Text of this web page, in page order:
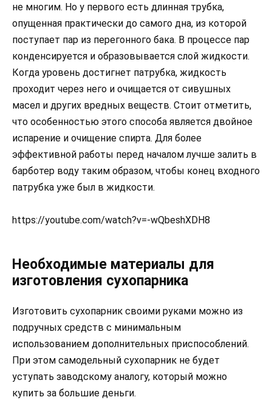
не многим. Но у первого есть длинная трубка,
опущенная практически до самого дна, из которой
поступает пар из перегонного бака. В процессе пар
конденсируется и образовывается слой жидкости.
Когда уровень достигнет патрубка, жидкость
проходит через него и очищается от сивушных
масел и других вредных веществ. Стоит отметить,
что особенностью этого способа является двойное
испарение и очищение спирта. Для более
эффективной работы перед началом лучше залить в
барботер воду таким образом, чтобы конец входного
патрубка уже был в жидкости.
https://youtube.com/watch?v=-wQbeshXDH8
Необходимые материалы для
изготовления сухопарника
Изготовить сухопарник своими руками можно из
подручных средств с минимальным
использованием дополнительных приспособлений.
При этом самодельный сухопарник не будет
уступать заводскому аналогу, который можно
купить за большие деньги.